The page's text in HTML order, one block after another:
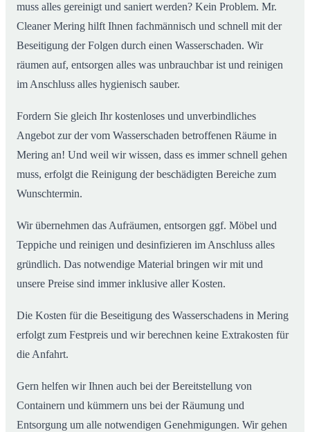
muss alles gereinigt und saniert werden? Kein Problem. Mr.
Cleaner Mering hilft Ihnen fachmännisch und schnell mit der
Beseitigung der Folgen durch einen Wasserschaden. Wir
räumen auf, entsorgen alles was unbrauchbar ist und reinigen
im Anschluss alles hygienisch sauber.
Fordern Sie gleich Ihr kostenloses und unverbindliches
Angebot zur der vom Wasserschaden betroffenen Räume in
Mering an! Und weil wir wissen, dass es immer schnell gehen
muss, erfolgt die Reinigung der beschädigten Bereiche zum
Wunschtermin.
Wir übernehmen das Aufräumen, entsorgen ggf. Möbel und
Teppiche und reinigen und desinfizieren im Anschluss alles
gründlich. Das notwendige Material bringen wir mit und
unsere Preise sind immer inklusive aller Kosten.
Die Kosten für die Beseitigung des Wasserschadens in Mering
erfolgt zum Festpreis und wir berechnen keine Extrakosten für
die Anfahrt.
Gern helfen wir Ihnen auch bei der Bereitstellung von
Containern und kümmern uns bei der Räumung und
Entsorgung um alle notwendigen Genehmigungen. Wir gehen